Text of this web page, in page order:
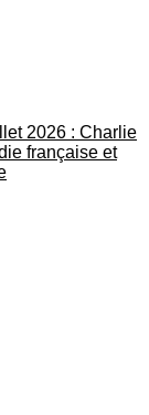
2026 : Charlie
française et